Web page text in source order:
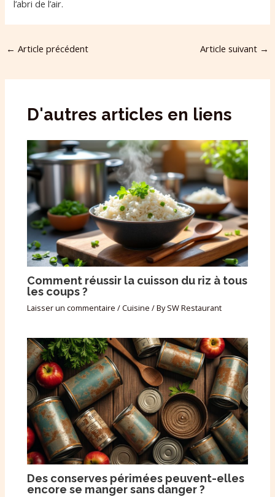
l’abri de l’air.
← Article précédent Article suivant →
D'autres articles en liens
Comment réussir la cuisson du riz à tous
les coups ?
Laisser un commentaire /Cuisine / BySW Restaurant
Des conserves périmées peuvent-elles
encore se manger sans danger ?